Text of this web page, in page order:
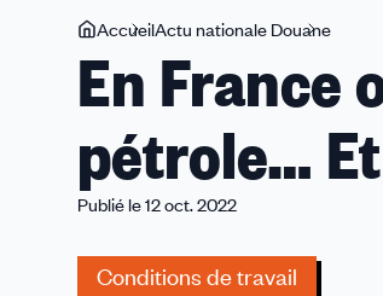
Vous
êtes
ici
AccueilActu nationale Douane
France
on
n’a
toujours
En France
pétrole… Et
Publié le 12 oct. 2022
Conditions de travail